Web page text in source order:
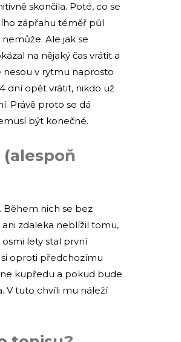
skončila. Poté, co se
zápřahu téměř půl
Ale jak se
na nějaký čas vrátit a
nesou v rytmu naprosto
dní opět vrátit, nikdo už
Právě proto se dá
být konečné.
Během nich se bez
zdaleka neblížil tomu,
lety stal první
oproti předchozímu
kupředu a pokud bude
V tuto chvíli mu náleží